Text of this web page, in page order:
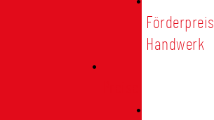
Förderpreis
Handwerk